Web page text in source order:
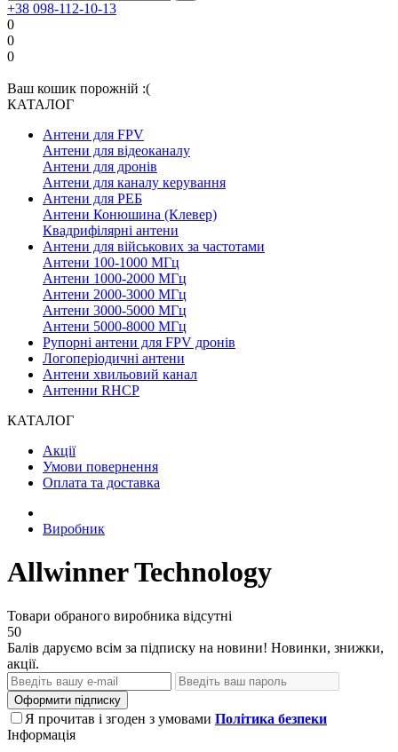
+38 098-112-10-13
0
0
0
Ваш кошик порожній :(
КАТАЛОГ
Антени для FPV
Антени для відеоканалу
Антени для дронів
Антени для каналу керування
Антени для РЕБ
Антени Конюшина (Клевер)
Квадрифілярні антени
Антени для військових за частотами
Антени 100-1000 МГц
Антени 1000-2000 МГц
Антени 2000-3000 МГц
Антени 3000-5000 МГц
Антени 5000-8000 МГц
Рупорні антени для FPV дронів
Логоперіодичні антени
Антени хвильовий канал
Антенни RHCP
КАТАЛОГ
Акції
Умови повернення
Оплата та доставка
Виробник
Allwinner Technology
Товари обраного виробника відсутні
50
Балів даруємо всім за підписку на новини! Новинки, знижки,
акції.
Оформити підписку
Я прочитав і згоден з умовами Політика безпеки
Інформація